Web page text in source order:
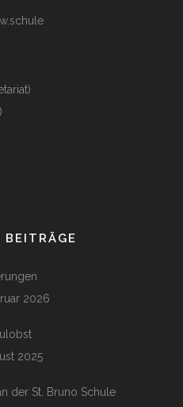
BEITRÄGE
2026
2025
der St. Bruno Schule